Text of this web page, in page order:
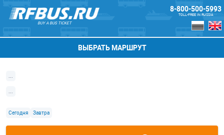
BUY A BUS TICKET
8-800-500-5993
TOLL-FREE IN RUSSIA
ВЫБРАТЬ МАРШРУТ
Сегодня Завтра